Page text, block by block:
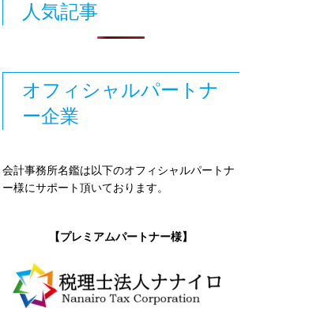
人気記事
オフィシャルパートナ
ー企業
会計事務所名鑑は以下のオフィシャルパートナ
ー様にサポート頂いております。
【プレミアムパートナー様】